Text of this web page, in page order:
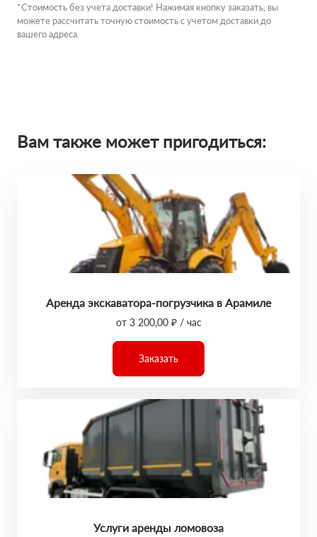
*Стоимость без учета доставки! Нажимая кнопку заказать, вы
можете рассчитать точную стоимость с учетом доставки до
вашего адреса.
Вам также может пригодиться:
Аренда экскаватора-погрузчика в Арамиле
от 3 200,00 ₽ / час
Заказать
Услуги аренды ломовоза